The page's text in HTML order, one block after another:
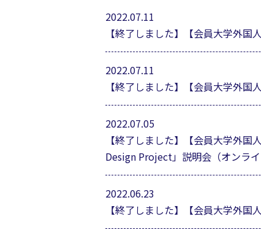
2022.07.11
【終了しました】【会員大学外
2022.07.11
【終了しました】【会員大学外国
2022.07.05
【終了しました】【会員大学外
Design Project」説明会（オンライ
2022.06.23
【終了しました】【会員大学外